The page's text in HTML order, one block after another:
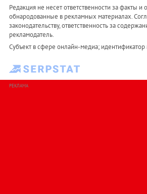
Редакция не несет ответственности за факты
обнародованные в рекламных материалах.
законодательству, ответственность за
рекламодатель.
Субъект в сфере онлайн-медиа;
РЕКЛАМА